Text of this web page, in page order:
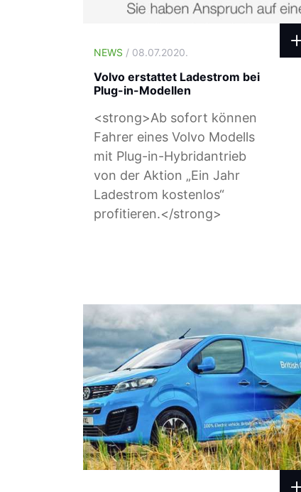
NEWS / 08.07.2020.
Volvo erstattet Ladestrom bei
Plug-in-Modellen
<strong>Ab sofort können
Fahrer eines Volvo Modells
mit Plug-in-Hybridantrieb
von der Aktion „Ein Jahr
Ladestrom kostenlos“
profitieren.</strong>